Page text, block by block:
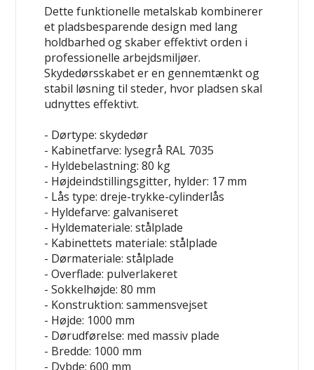
Dette funktionelle metalskab kombinerer
et pladsbesparende design med lang
holdbarhed og skaber effektivt orden i
professionelle arbejdsmiljøer.
Skydedørsskabet er en gennemtænkt og
stabil løsning til steder, hvor pladsen skal
udnyttes effektivt.
- Dørtype: skydedør
- Kabinetfarve: lysegrå RAL 7035
- Hyldebelastning: 80 kg
- Højdeindstillingsgitter, hylder: 17 mm
- Lås type: dreje-trykke-cylinderlås
- Hyldefarve: galvaniseret
- Hyldemateriale: stålplade
- Kabinettets materiale: stålplade
- Dørmateriale: stålplade
- Overflade: pulverlakeret
- Sokkelhøjde: 80 mm
- Konstruktion: sammensvejset
- Højde: 1000 mm
- Dørudførelse: med massiv plade
- Bredde: 1000 mm
- Dybde: 600 mm